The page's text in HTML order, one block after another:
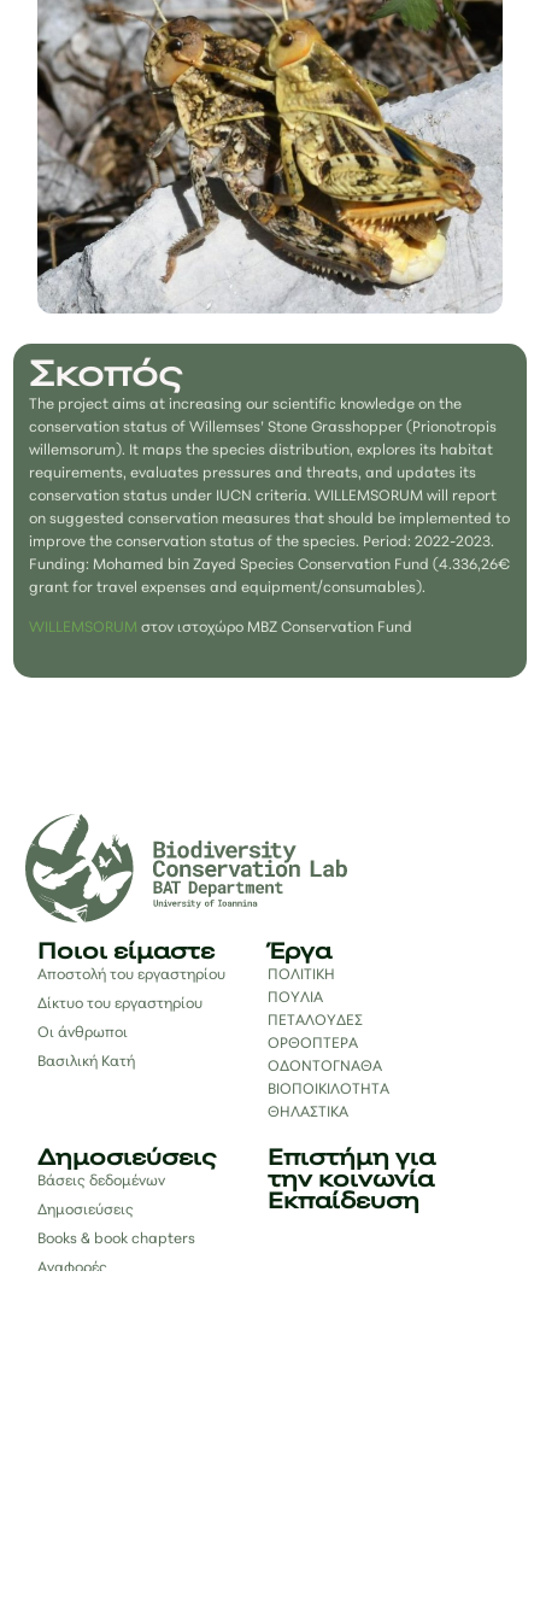
Σκοπός
The project aims at increasing our scientific knowledge on the
conservation status of Willemses’ Stone Grasshopper (Prionotropis
willemsorum). It maps the species distribution, explores its habitat
requirements, evaluates pressures and threats, and updates its
conservation status under IUCN criteria. WILLEMSORUM will report
on suggested conservation measures that should be implemented to
improve the conservation status of the species. Period: 2022-2023.
Funding: Mohamed bin Zayed Species Conservation Fund (4.336,26€
grant for travel expenses and equipment/consumables).
WILLEMSORUM στον ιστοχώρο MBZ Conservation Fund
Ποιοι είμαστε
Αποστολή του εργαστηρίου
Δίκτυο του εργαστηρίου
Οι άνθρωποι
Βασιλική Κατή
Έργα
ΠΟΛΙΤΙΚΗ
ΠΟΥΛΙΑ
ΠΕΤΑΛΟΥΔΕΣ
ΟΡΘΟΠΤΕΡΑ
ΟΔΟΝΤΟΓΝΑΘΑ
ΒΙΟΠΟΙΚΙΛΟΤΗΤΑ
ΘΗΛΑΣΤΙΚΑ
Δημοσιεύσεις
Βάσεις δεδομένων
Δημοσιεύσεις
Books & book chapters
Αναφορές
Επιστήμη για
την κοινωνία
Εκπαίδευση